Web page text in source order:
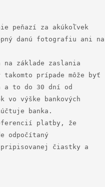
peňazí za akúkoľvek
danú fotografiu ani na
základe zaslania
prípade môže byť
a to do 30 dní od
vo výške bankových
banka.
platby, že
odpočítaný
čiastky a